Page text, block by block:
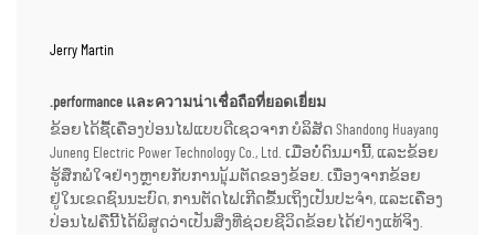
Jerry Martin
.performance และความน่าเชื่อถือที่ยอดเยี่ยม
ຂ້ອຍໄດ້ຊື້ເຄື່ອງປ່ອນໄຟແບບດີເຊວຈາກ ບໍລິສັດ Shandong Huayang
Juneng Electric Power Technology Co., Ltd. ເມື່ອບໍ່ດົນມານີ້, ແລະຂ້ອຍ
ຮູ້ສຶກພໍໃຈຢ່າງຫຼາຍກັບການμຸ້ມຕັດຂອງຂ້ອຍ. ເນື່ອງຈາກຂ້ອຍ
ຢູ່ໃນເຂດຊົນນະບົດ, ການຕັດໄຟເກີດຂື້ນເຖິງເປັນປະຈຳ, ແລະເຄື່ອງ
ປ່ອນໄຟຄືນີ້ໄດ້ພິສູດວ່າເປັນສິ່ງທີ່ຊ່ວຍຊີວິດຂ້ອຍໄດ້ຢ່າງແທ້ຈິງ.